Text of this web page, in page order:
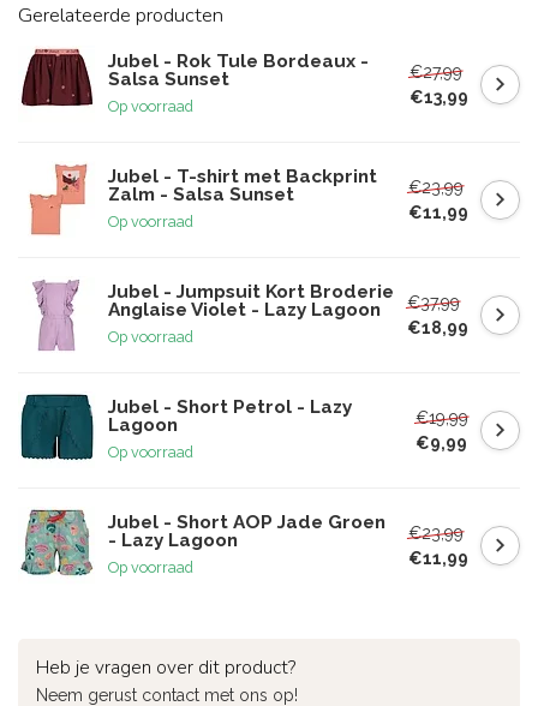
Gerelateerde producten
Jubel - Rok Tule Bordeaux -
Salsa Sunset
Op voorraad
€27,99
€13,99
Jubel - T-shirt met Backprint
Zalm - Salsa Sunset
Op voorraad
€23,99
€11,99
Jubel - Jumpsuit Kort Broderie
Anglaise Violet - Lazy Lagoon
Op voorraad
€37,99
€18,99
Jubel - Short Petrol - Lazy
Lagoon
Op voorraad
€19,99
€9,99
Jubel - Short AOP Jade Groen
- Lazy Lagoon
Op voorraad
€23,99
€11,99
Heb je vragen over dit product?
Neem gerust contact met ons op!